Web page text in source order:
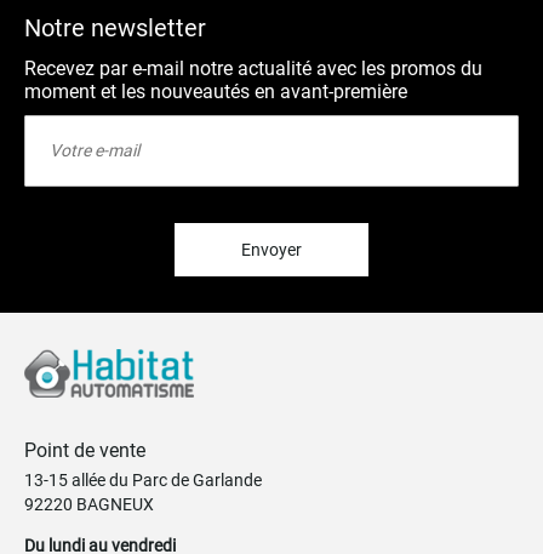
Notre newsletter
Recevez par e-mail notre actualité avec les promos du
moment et les nouveautés en avant-première
Envoyer
Point de vente
13-15 allée du Parc de Garlande
92220 BAGNEUX
Du lundi au vendredi